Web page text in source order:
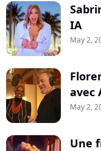
IA
May 2,
avec
May 2,
Une